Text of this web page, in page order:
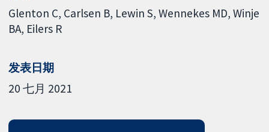
Glenton C Carlsen B Lewin S Wennekes MD Winje
BA Eilers R
发表日期
20 七月 2021